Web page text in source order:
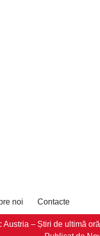
noi Contacte
– Știri de ultimă